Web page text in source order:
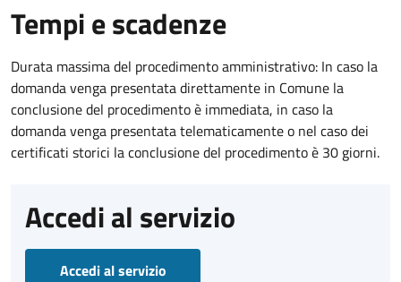
Tempi e scadenze
Durata massima del procedimento amministrativo: In caso la
domanda venga presentata direttamente in Comune la
conclusione del procedimento è immediata, in caso la
domanda venga presentata telematicamente o nel caso dei
certificati storici la conclusione del procedimento è 30 giorni.
Accedi al servizio
Accedi al servizio